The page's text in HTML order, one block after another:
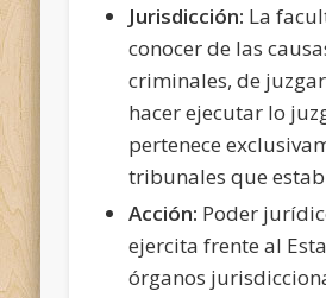
Jurisdicción: La
conocer de las
criminales, de
hacer ejecutar lo
pertenece
tribunales que
Acción: Poder
ejercita frente al
órganos